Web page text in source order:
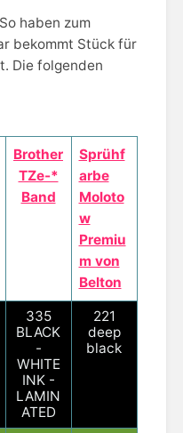
haben zum
bekommt Stück für
Die folgenden
Brother
TZe-*
Band
Sprühf
arbe
Moloto
w
Premiu
m von
Belton
335
BLACK
-
WHITE
INK -
LAMIN
ATED
221
deep
black